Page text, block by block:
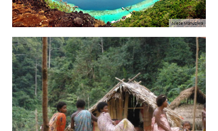
Niese Manusiwa